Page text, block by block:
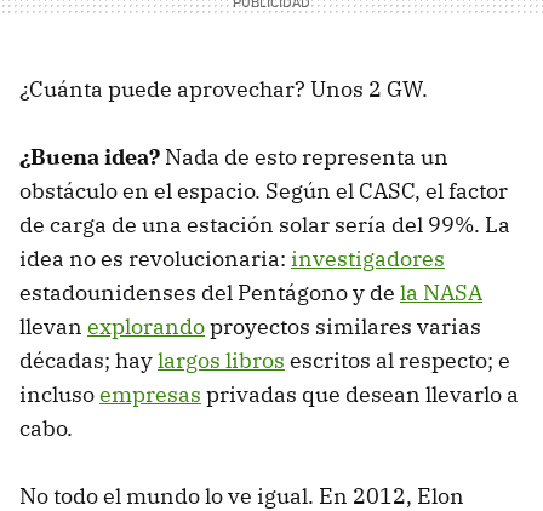
¿Cuánta puede aprovechar? Unos 2 GW.
¿Buena idea? Nada de esto representa un
obstáculo en el espacio. Según el CASC, el factor
de carga de una estación solar sería del 99%. La
idea no es revolucionaria: investigadores
estadounidenses del Pentágono y de la NASA
llevan explorandoproyectos similares varias
décadas; haylargos libros escritos al respecto; e
inclusoempresas privadas que desean llevarlo a
cabo.
No todo el mundo lo ve igual. En 2012, Elon